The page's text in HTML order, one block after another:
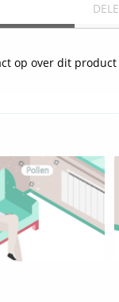
op over dit product